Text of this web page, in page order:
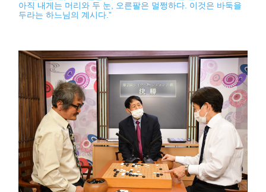
아직 내게는 머리와 두 눈, 오른팔은 멀쩡하다. 이것은 바둑을
두라는 하느님의 계시다.”